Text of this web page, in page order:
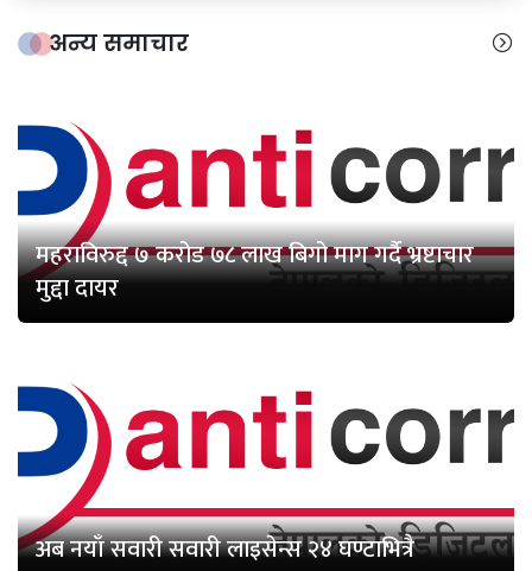
अन्य समाचार
महराविरुद्द ७ करोड ७८ लाख बिगो माग गर्दै भ्रष्टाचार
मुद्दा दायर
अब नयाँ सवारी सवारी लाइसेन्स २४ घण्टाभित्रै